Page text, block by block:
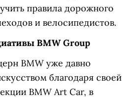
правила дорожного
и велосипедистов.
BMW Group
BMW уже давно
благодаря своей
BMW Art Car, в